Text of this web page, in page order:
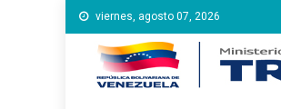
Saltar
al
contenido
viernes, agosto 07, 2026
Instituto
Inces